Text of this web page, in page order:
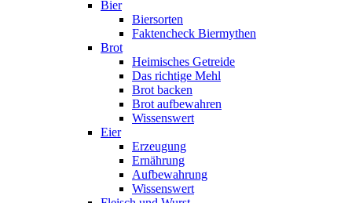
Bier
Biersorten
Faktencheck Biermythen
Brot
Heimisches Getreide
Das richtige Mehl
Brot backen
Brot aufbewahren
Wissenswert
Eier
Erzeugung
Ernährung
Aufbewahrung
Wissenswert